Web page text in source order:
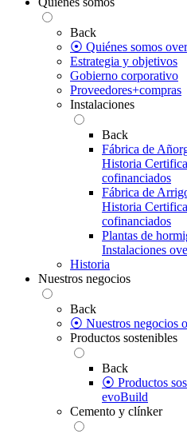
Back
⦿ Quiénes somos
Estrategia y objetivos
Gobierno corporativo
Proveedores+compras
Instalaciones
Back
Fábrica de
Historia
cofinanciados
Fábrica de
Historia
cofinanciados
Plantas de
Instalaciones
Historia
Nuestros negocios
Back
⦿ Nuestros negocios
Productos sostenibles
Back
⦿ Productos
evoBuild
Cemento y clínker